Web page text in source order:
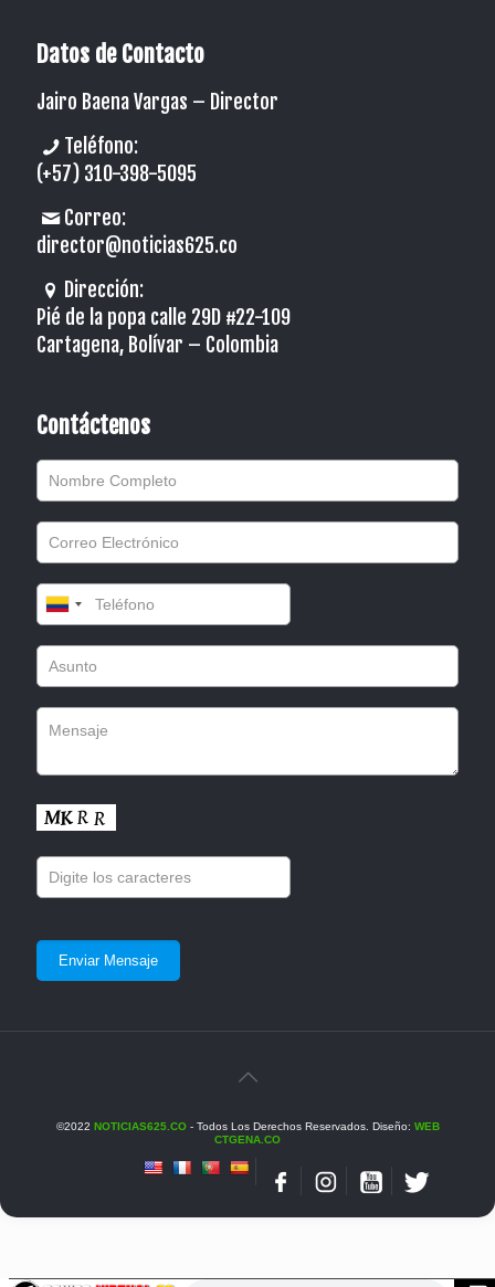
Datos de Contacto
Jairo Baena Vargas – Director
Teléfono:
(+57) 310-398-5095
Correo:
director@noticias625.co
Dirección:
Pié de la popa calle 29D #22-109
Cartagena, Bolívar – Colombia
Contáctenos
©2022 NOTICIAS625.CO- Todos Los Derechos Reservados. Diseño: WEB
CTGENA.CO